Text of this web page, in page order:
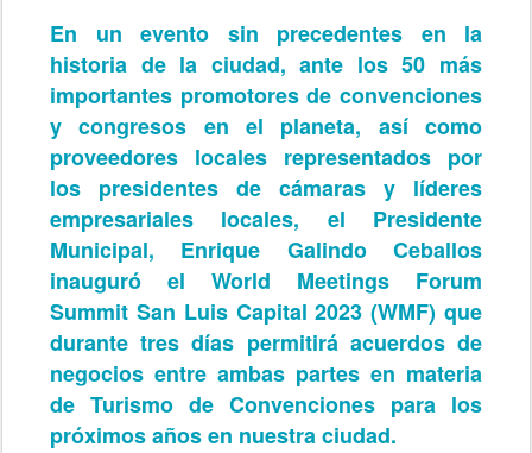
En un evento sin precedentes en la
historia de la ciudad, ante los 50 más
importantes promotores de convenciones
y congresos en el planeta, así como
proveedores locales representados por
los presidentes de cámaras y líderes
empresariales locales, el Presidente
Municipal, Enrique Galindo Ceballos
inauguró el World Meetings Forum
Summit San Luis Capital 2023 (WMF) que
durante tres días permitirá acuerdos de
negocios entre ambas partes en materia
de Turismo de Convenciones para los
próximos años en nuestra ciudad.